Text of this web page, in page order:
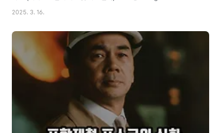
대통령의 1기(20172021)와 2기(2025현재)를 경제, 외교, 사회 정책으
널드 트럼프 1기와 2기의 정책 및 경제 성과 비교도널드 트럼프 대통령의
두 임기 비교도널드 트럼프(Donald J. Trump)는 미국 역사에서 가장
논란이 많았던 대통령 중 한 명입니다.그는 2016년 대통령 선거에서 힐
러리 클린턴을 누르고 제45대 대통령(1기, 2017)으로 취임하였으며, ..
2025. 3. 16.